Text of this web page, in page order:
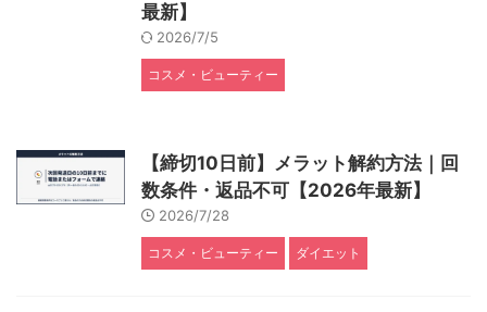
最新】
2026/7/5
コスメ・ビューティー
【締切10日前】メラット解約方法｜回
数条件・返品不可【2026年最新】
2026/7/28
コスメ・ビューティー ダイエット